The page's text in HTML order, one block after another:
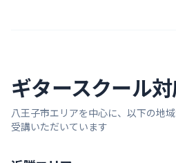
ギタースクール
八王子市エリアを中心に、以下の地
受講いただいています